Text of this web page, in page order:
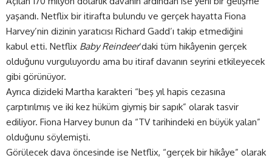
yaşandı. Netflix bir itirafta bulundu ve gerçek hayatta Fiona
Harvey’nin dizinin yaratıcısı Richard Gadd’ı takip etmediğini
kabul etti. Netflix Baby Reindeer‘daki tüm hikâyenin gerçek
olduğunu vurguluyordu ama bu itiraf davanın seyrini etkileyecek
gibi görünüyor.
Ayrıca dizideki Martha karakteri “beş yıl hapis cezasına
çarptırılmış ve iki kez hüküm giymiş bir sapık” olarak tasvir
ediliyor. Fiona Harvey bunun da “TV tarihindeki en büyük yalan”
olduğunu söylemişti.
Görülecek dava öncesinde ise Netflix, “gerçek bir hikâye” olarak